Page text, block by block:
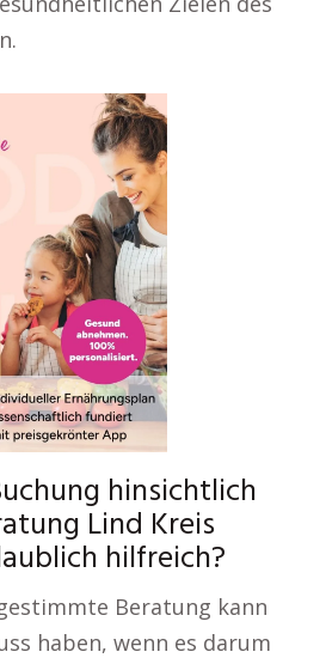
hinsichtlich
Lind Kreis
hilfreich?
Beratung kann
haben, wenn es darum